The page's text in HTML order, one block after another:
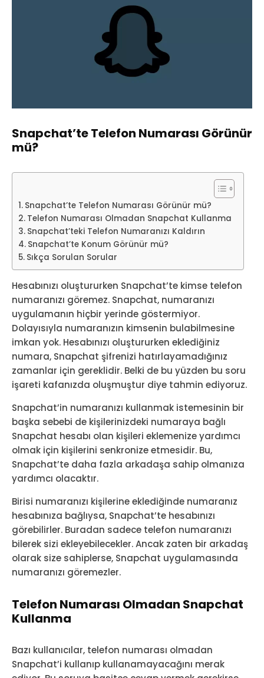
Snapchat’te Telefon Numarası Görünür
mü?
Snapchat’te Telefon Numarası Görünür mü?
Telefon Numarası Olmadan Snapchat Kullanma
Snapchat’teki Telefon Numaranızı Kaldırın
Snapchat’te Konum Görünür mü?
Sıkça Sorulan Sorular
Hesabınızı oluştururken Snapchat’te kimse telefon
numaranızı göremez. Snapchat, numaranızı
uygulamanın hiçbir yerinde göstermiyor.
Dolayısıyla numaranızın kimsenin bulabilmesine
imkan yok. Hesabınızı oluştururken eklediğiniz
numara, Snapchat şifrenizi hatırlayamadığınız
zamanlar için gereklidir. Belki de bu yüzden bu soru
işareti kafanızda oluşmuştur diye tahmin ediyoruz.
Snapchat’in numaranızı kullanmak istemesinin bir
başka sebebi de kişilerinizdeki numaraya bağlı
Snapchat hesabı olan kişileri eklemenize yardımcı
olmak için kişilerini senkronize etmesidir. Bu,
Snapchat’te daha fazla arkadaşa sahip olmanıza
yardımcı olacaktır.
Birisi numaranızı kişilerine eklediğinde numaranız
hesabınıza bağlıysa, Snapchat’te hesabınızı
görebilirler. Buradan sadece telefon numaranızı
bilerek sizi ekleyebilecekler. Ancak zaten bir arkadaş
olarak size sahiplerse, Snapchat uygulamasında
numaranızı göremezler.
Telefon Numarası Olmadan Snapchat
Kullanma
Bazı kullanıcılar, telefon numarası olmadan
Snapchat’i kullanıp kullanamayacağını merak